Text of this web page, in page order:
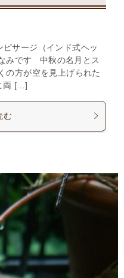
サージ（インド式ヘッ
みです 中秋の名月とス
の方が空を見上げられた
両 […]
む